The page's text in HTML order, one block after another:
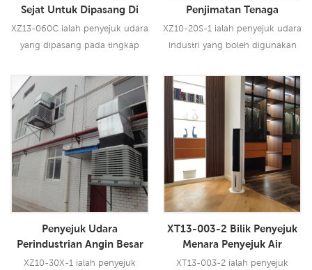
Sejat Untuk Dipasang Di
Dinding Atau Tingkap
(XZ13-060C)
XZ13-060C ialah penyejuk udara
yang dipasang pada tingkap
udara 6000CMH, 3 kelajuan
dengan alat kawalan jauh.
Baca Lebih Lanjut
Penjimatan Tenaga
Penyejatan Penyejuk Udara
Penyejuk Kegunaan Industri
XZ10-20S-1 ialah penyejuk udara
industri yang boleh digunakan
dalaman/luaran. Ia
menggunakan motor kipas
1.5KW, membawakan anda
angin kuat 20000 CMH, 12
kelajuan. Menggunakan pad
penyejuk 5090, prestasi
penyejukan terkemuka industri.
Baca Lebih Lanjut
Penyejuk Udara
Perindustrian Angin Besar
Dengan Air Untuk Kilang
XZ10-30X-1 ialah penyejuk
XT13-003-2 Bilik Penyejuk
Menara Penyejuk Air
XT13-003-2 ialah penyejuk